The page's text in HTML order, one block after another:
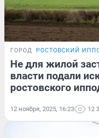
ГОРОД РОСТОВСКИЙ
Не для жилой
власти подали
ростовского
12 ноября, 2025, 16:23 12